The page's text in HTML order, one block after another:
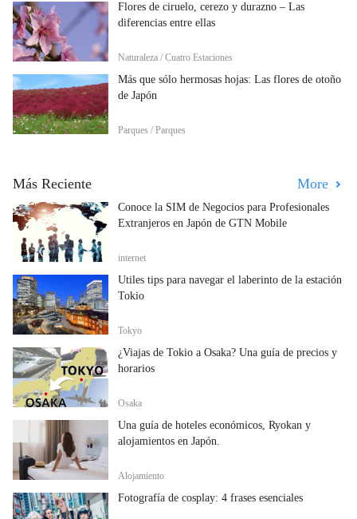
Flores de ciruelo, cerezo y durazno – Las
diferencias entre ellas
Naturaleza / Cuatro Estaciones
Más que sólo hermosas hojas: Las flores de otoño
de Japón
Parques / Parques
Más Reciente More
Conoce la SIM de Negocios para Profesionales
Extranjeros en Japón de GTN Mobile
internet
Útiles tips para navegar el laberinto de la estación
Tokio
Tokyo
¿Viajas de Tokio a Osaka? Una guía de precios y
horarios
Osaka
Una guía de hoteles económicos, Ryokan y
alojamientos en Japón.
Alojamiento
Fotografía de cosplay: 4 frases esenciales